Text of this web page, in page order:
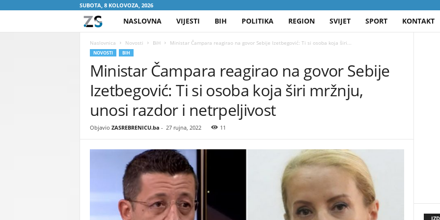
SUBOTA, 8 KOLOVOZA, 2026
A
S
R
E
B
R
NASLOVNA VIJESTI BIH POLITIKA REGION SVIJET SPORT KONTAKT
Naslovnica Novosti BiH Ministar Čampara reagirao na govor Sebije Izetbegović: Ti si osoba koja širi...
NOVOSTI BIH
Ministar Čampara reagirao na govor Sebije
Izetbegović: Ti si osoba koja širi mržnju,
unosi razdor i netrpeljivost
Objavio ZASREBRENICU.ba - 27 rujna, 2022 11